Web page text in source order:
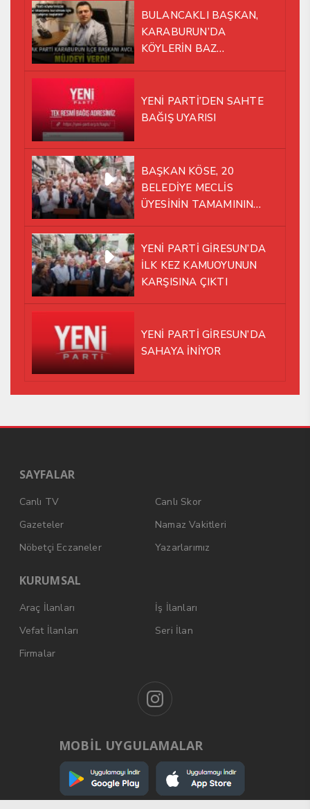
BULANCAKLI BAŞKAN,
KARABURUN’DA
KÖYLERİN BAZ
YENİ PARTİ’DEN SAHTE
BAĞIŞ UYARISI
BAŞKAN KÖSE, 20
BELEDİYE MECLİS
ÜYESİNİN TAMAMININ
YÜRÜMEYE KARAR VERDİK
YENİ PARTİ GİRESUN’DA
İLK KEZ KAMUOYUNUN
KARŞISINA ÇIKTI
YENİ PARTİ GİRESUN’DA
SAHAYA İNİYOR
SAYFALAR
Canlı TV
Canlı Skor
Gazeteler
Namaz Vakitleri
Nöbetçi Eczaneler
Yazarlarımız
KURUMSAL
Araç İlanları
İş İlanları
Vefat İlanları
Seri İlan
Firmalar
MOBİL UYGULAMALAR